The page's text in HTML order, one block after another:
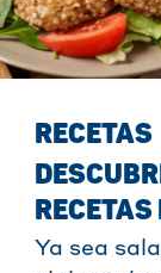
RECETAS
Ya sea